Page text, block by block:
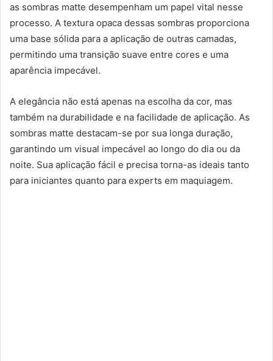
as sombras matte desempenham um papel vital nesse
processo. A textura opaca dessas sombras proporciona
uma base sólida para a aplicação de outras camadas,
permitindo uma transição suave entre cores e uma
aparência impecável.
A elegância não está apenas na escolha da cor, mas
também na durabilidade e na facilidade de aplicação. As
sombras matte destacam-se por sua longa duração,
garantindo um visual impecável ao longo do dia ou da
noite. Sua aplicação fácil e precisa torna-as ideais tanto
para iniciantes quanto para experts em maquiagem.